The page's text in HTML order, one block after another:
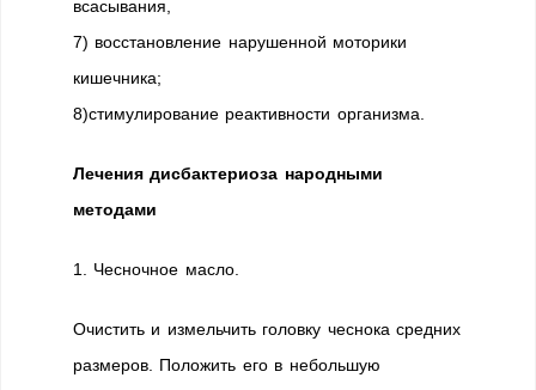
всасывания,
7) восстановление нарушенной моторики
кишечника;
8)стимулирование реактивности организма.
Лечения дисбактериоза народными
методами
1. Чесночное масло.
Очистить и измельчить головку чеснока средних
размеров. Положить его в небольшую